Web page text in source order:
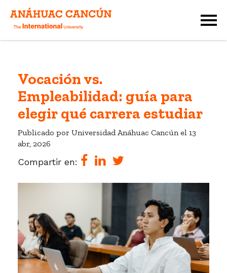
Vocación vs.
Empleabilidad: guía para
elegir qué carrera estudiar
Publicado por Universidad Anáhuac Cancún el 13
abr, 2026
Compartir en: